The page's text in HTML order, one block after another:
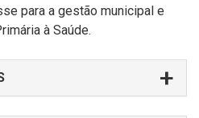
para a gestão municipal e
à Saúde.